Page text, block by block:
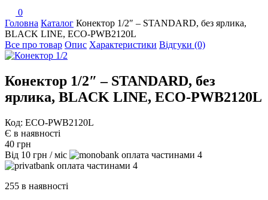
0
Головна Каталог Конектор 1/2″ – STANDARD, без ярлика,
BLACK LINE, ECO-PWB2120L
Все про товар Опис Характеристики Відгуки (0)
Конектор 1/2″ – STANDARD, без
ярлика, BLACK LINE, ECO-PWB2120L
Код: ECO-PWB2120L
Є в наявності
40 грн
Від 10 грн / міс
4
4
255 в наявності